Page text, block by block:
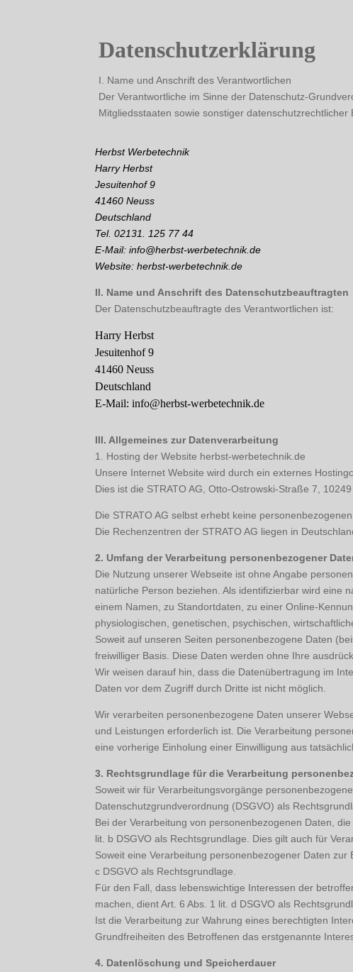
Datenschutzerklärung
I. Name und Anschrift des Verantwortlichen
Der Verantwortliche im Sinne der Datenschutz-
Mitgliedsstaaten sowie sonstiger datenschutzrechtlicher
Herbst Werbetechnik
Harry Herbst
Jesuitenhof 9
41460 Neuss
Deutschland
Tel. 02131. 125 77 44
E-Mail: info@herbst-werbetechnik.de
Website: herbst-werbetechnik.de
II. Name und Anschrift des Datenschutzbeauftragten
Der Datenschutzbeauftragte des Verantwortlichen ist:
Harry Herbst
Jesuitenhof 9
41460 Neuss
Deutschland
E-Mail: info@herbst-werbetechnik.de
III. Allgemeines zur Datenverarbeitung
1. Hosting der Website herbst-werbetechnik.de
Unsere Internet Website wird durch ein externes
Dies ist die STRATO AG, Otto-Ostrowski-Straße 7, 10249
Die STRATO AG selbst erhebt keine
Die Rechenzentren der STRATO AG liegen in
2. Umfang der Verarbeitung personenbezogener
Die Nutzung unserer Webseite ist ohne Angabe
natürliche Person beziehen. Als identifizierbar wird eine
einem Namen, zu Standortdaten, zu einer Online-
physiologischen, genetischen, psychischen,
Soweit auf unseren Seiten personenbezogene Daten
freiwilliger Basis. Diese Daten werden ohne Ihre
Wir weisen darauf hin, dass die Datenübertragung im
Daten vor dem Zugriff durch Dritte ist nicht möglich.
Wir verarbeiten personenbezogene Daten unserer
und Leistungen erforderlich ist. Die Verarbeitung
eine vorherige Einholung einer Einwilligung aus
3. Rechtsgrundlage für die Verarbeitung
Soweit wir für Verarbeitungsvorgänge
Datenschutzgrundverordnung (DSGVO) als
Bei der Verarbeitung von personenbezogenen Daten,
lit. b DSGVO als Rechtsgrundlage. Dies gilt auch für
Soweit eine Verarbeitung personenbezogener Daten
c DSGVO als Rechtsgrundlage.
Für den Fall, dass lebenswichtige Interessen der
machen, dient Art. 6 Abs. 1 lit. d DSGVO als
Ist die Verarbeitung zur Wahrung eines berechtigten
Grundfreiheiten des Betroffenen das erstgenannte
4. Datenlöschung und Speicherdauer